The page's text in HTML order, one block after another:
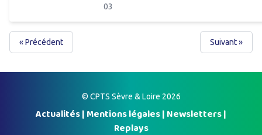
03
« Précédent Suivant »
© CPTS Sèvre & Loire 2026
Actualités| Mentions légales| Newsletters|
Replays